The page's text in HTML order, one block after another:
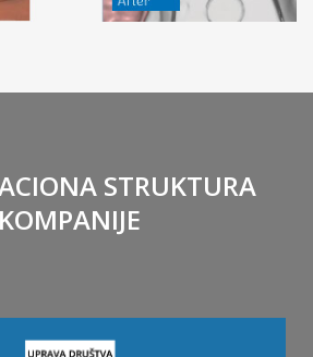
STRUKTURA
KOMPANIJE